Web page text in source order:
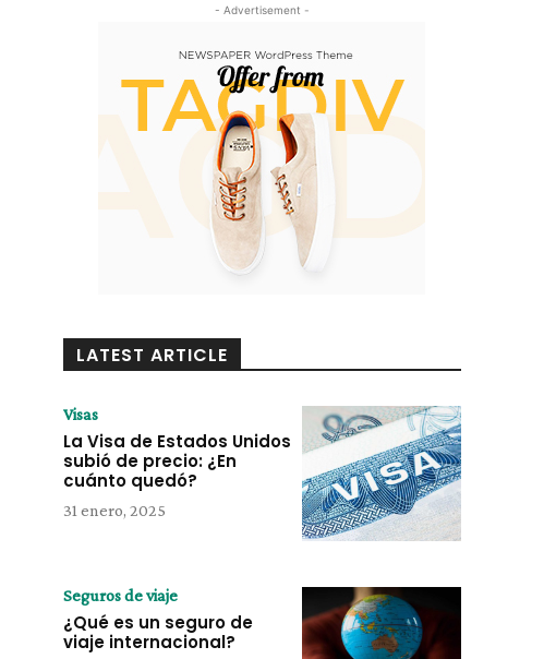
- Advertisement -
LATEST ARTICLE
Visas
La Visa de Estados Unidos
subió de precio: ¿En
cuánto quedó?
31 enero, 2025
Seguros de viaje
¿Qué es un seguro de
viaje internacional?